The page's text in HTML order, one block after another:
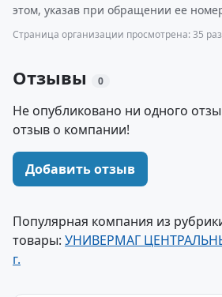
этом, указав при обращении ее
Страница организации просмотрена: 35 раз
Отзывы 0
Не опубликовано ни одного
отзыв о компании!
Добавить отзыв
Популярная компания из
товары: УНИВЕРМАГ
г.